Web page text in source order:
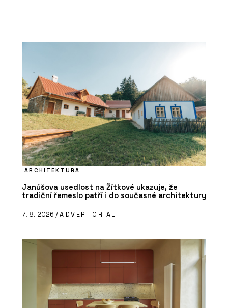
ARCHITEKTURA
Janúšova usedlost na Žítkové ukazuje, že
tradiční řemeslo patří i do současné architektury
7. 8. 2026 /ADVERTORIAL